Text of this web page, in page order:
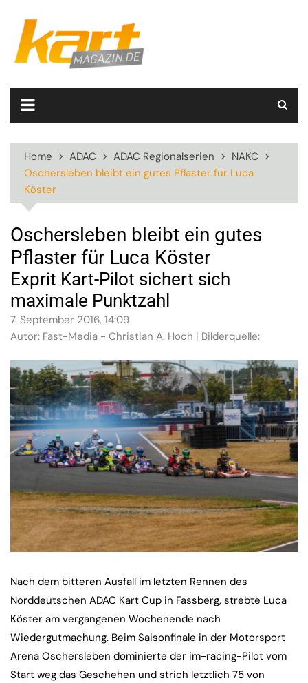
content
Home ADAC ADAC Regionalserien
NAKC
Oschersleben bleibt ein gutes Pflaster für Luca
Köster
Oschersleben bleibt ein gutes
Pflaster für Luca Köster
Exprit Kart-Pilot sichert sich
maximale Punktzahl
7. September 2016, 14:09
Autor: Fast-Media - Christian A. Hoch | Bilderquelle:
Nach dem bitteren Ausfall im letzten Rennen des
Norddeutschen ADAC Kart Cup in Fassberg, strebte Luca
Köster am vergangenen Wochenende nach
Wiedergutmachung. Beim Saisonfinale in der Motorsport
Arena Oschersleben dominierte der im-racing-Pilot vom
Start weg das Geschehen und strich letztlich 75 von